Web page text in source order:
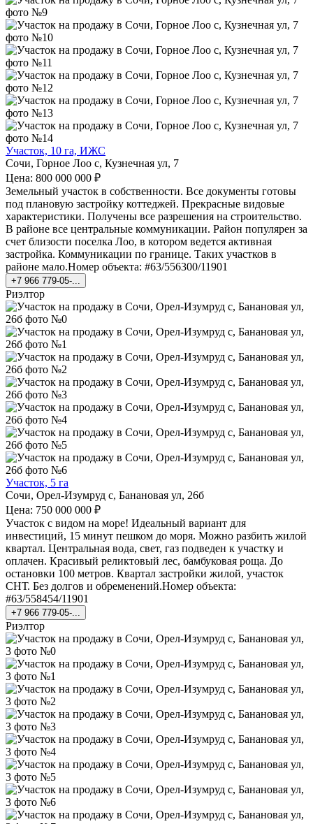
Участок, 10 га, ИЖС
Сочи, Горное Лоо с, Кузнечная ул, 7
Цена: 800 000 000 ₽
Земельный участок в собственности. Все документы готовы
под плановую застройку коттеджей. Прекрасные видовые
характеристики. Получены все разрешения на строительство.
В районе все центральные коммуникации. Район популярен за
счет близости поселка Лоо, в котором ведется активная
застройка. Коммуникации по границе. Таких участков в
районе мало.Номер объекта: #63/556300/11901
+7 966 779-05-...
Риэлтор
Участок, 5 га
Сочи, Орел-Изумруд с, Банановая ул, 26б
Цена: 750 000 000 ₽
Участок с видом на море! Идеальный вариант для
инвестиций, 15 минут пешком до моря. Можно разбить жилой
квартал. Центральная вода, свет, газ подведен к участку и
оплачен. Красивый реликтовый лес, бамбуковая роща. До
остановки 100 метров. Квартал застройки жилой, участок
СНТ. Без долгов и обременений.Номер объекта:
#63/558454/11901
+7 966 779-05-...
Риэлтор